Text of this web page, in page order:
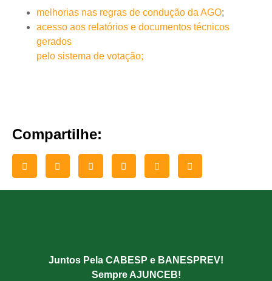
melhorias nas regras de condução da AGO;
acesso aos relatórios e documentos técnicos
gerados
pelo sistema de votação;
Compartilhe:
Juntos Pela CABESP e BANESPREV!
Sempre AJUNCEB!